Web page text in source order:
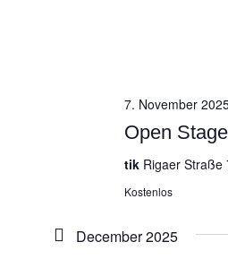
Open
7. November
tik Rigaer Straße
Kostenlos
December 2025